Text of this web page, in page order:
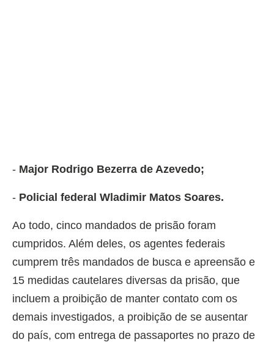
- Major Rodrigo Bezerra de Azevedo;
- Policial federal Wladimir Matos Soares.
Ao todo, cinco mandados de prisão foram
cumpridos. Além deles, os agentes federais
cumprem três mandados de busca e apreensão e
15 medidas cautelares diversas da prisão, que
incluem a proibição de manter contato com os
demais investigados, a proibição de se ausentar
do país, com entrega de passaportes no prazo de